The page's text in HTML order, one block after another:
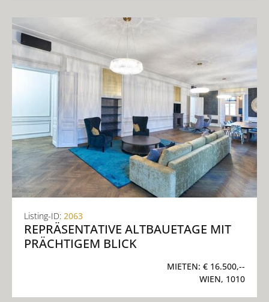
Listing-ID: 2063
REPRÄSENTATIVE ALTBAUETAGE MIT
PRÄCHTIGEM BLICK
MIETEN: € 16.500,--
WIEN, 1010